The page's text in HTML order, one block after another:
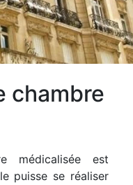
chambre
médicalisée est
puisse se réaliser